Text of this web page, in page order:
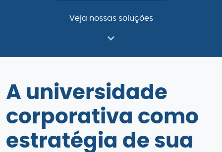
Veja nossas soluções
A universidade
corporativa como
estratégia de sua